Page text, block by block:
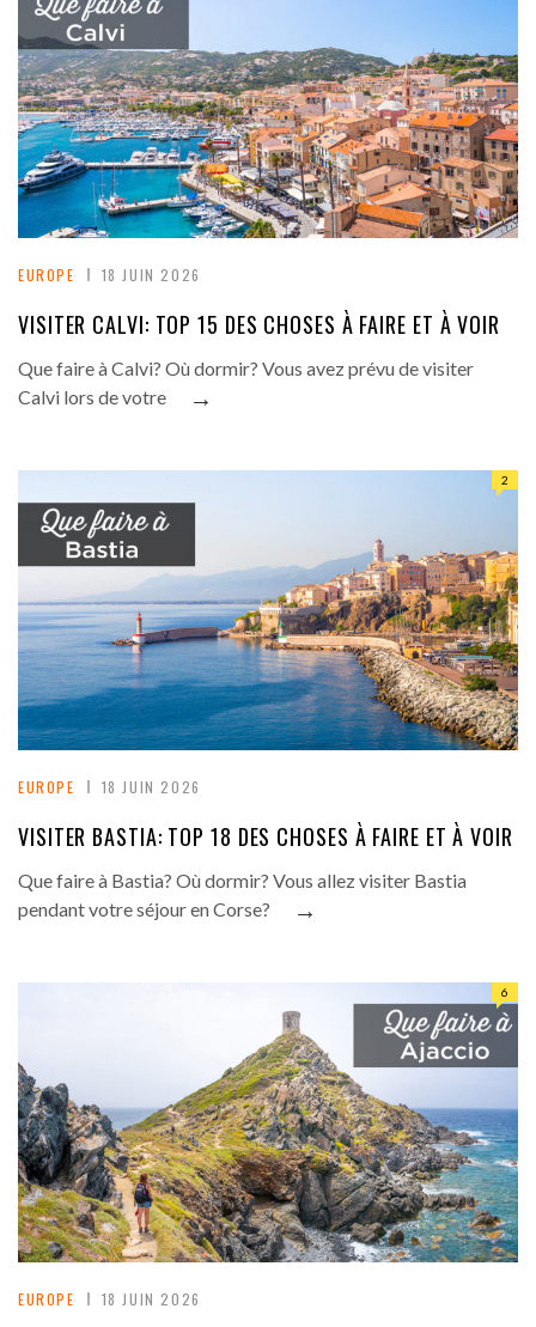
EUROPE 18 JUIN 2026
VISITER CALVI: TOP 15 DES CHOSES À FAIRE ET À VOIR
Que faire à Calvi? Où dormir? Vous avez prévu de visiter
Calvi lors de votre
→
EUROPE 18 JUIN 2026
2
VISITER BASTIA: TOP 18 DES CHOSES À FAIRE ET À VOIR
Que faire à Bastia? Où dormir? Vous allez visiter Bastia
pendant votre séjour en Corse?
→
EUROPE 18 JUIN 2026
6